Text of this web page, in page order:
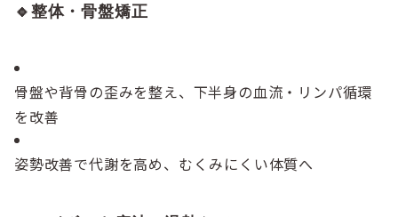
🔹整体・骨盤矯正
骨盤や背骨の歪みを整え、下半身の血流・リンパ循環
を改善
姿勢改善で代謝を高め、むくみにくい体質へ